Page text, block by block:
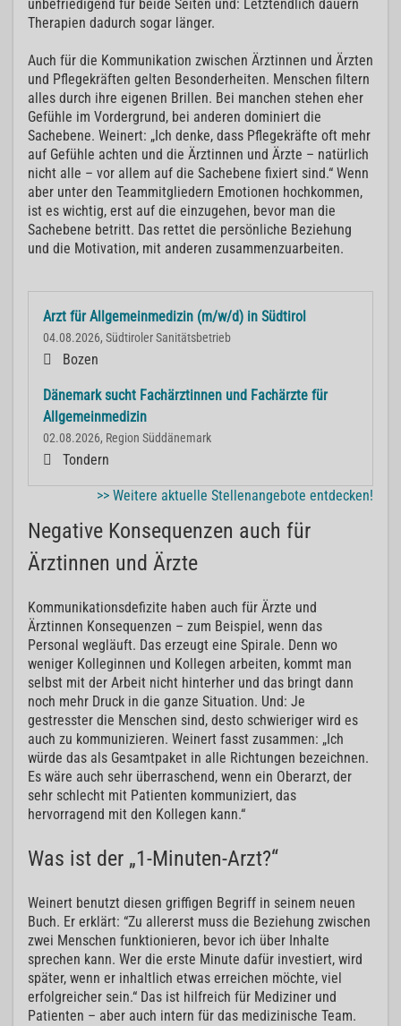
unbefriedigend für beide Seiten und: Letztendlich dauern
Therapien dadurch sogar länger.
Auch für die Kommunikation zwischen Ärztinnen und Ärzten
und Pflegekräften gelten Besonderheiten. Menschen filtern
alles durch ihre eigenen Brillen. Bei manchen stehen eher
Gefühle im Vordergrund, bei anderen dominiert die
Sachebene. Weinert: „Ich denke, dass Pflegekräfte oft mehr
auf Gefühle achten und die Ärztinnen und Ärzte – natürlich
nicht alle – vor allem auf die Sachebene fixiert sind.“ Wenn
aber unter den Teammitgliedern Emotionen hochkommen,
ist es wichtig, erst auf die einzugehen, bevor man die
Sachebene betritt. Das rettet die persönliche Beziehung
und die Motivation, mit anderen zusammenzuarbeiten.
Arzt für Allgemeinmedizin (m/w/d) in Südtirol
04.08.2026, Südtiroler Sanitätsbetrieb
Bozen
Dänemark sucht Fachärztinnen und Fachärzte für
Allgemeinmedizin
02.08.2026, Region Süddänemark
Tondern
>> Weitere aktuelle Stellenangebote entdecken!
Negative Konsequenzen auch für
Ärztinnen und Ärzte
Kommunikationsdefizite haben auch für Ärzte und
Ärztinnen Konsequenzen – zum Beispiel, wenn das
Personal wegläuft. Das erzeugt eine Spirale. Denn wo
weniger Kolleginnen und Kollegen arbeiten, kommt man
selbst mit der Arbeit nicht hinterher und das bringt dann
noch mehr Druck in die ganze Situation. Und: Je
gestresster die Menschen sind, desto schwieriger wird es
auch zu kommunizieren. Weinert fasst zusammen: „Ich
würde das als Gesamtpaket in alle Richtungen bezeichnen.
Es wäre auch sehr überraschend, wenn ein Oberarzt, der
sehr schlecht mit Patienten kommuniziert, das
hervorragend mit den Kollegen kann.“
Was ist der „1-Minuten-Arzt?“
Weinert benutzt diesen griffigen Begriff in seinem neuen
Buch. Er erklärt: “Zu allererst muss die Beziehung zwischen
zwei Menschen funktionieren, bevor ich über Inhalte
sprechen kann. Wer die erste Minute dafür investiert, wird
später, wenn er inhaltlich etwas erreichen möchte, viel
erfolgreicher sein.“ Das ist hilfreich für Mediziner und
Patienten – aber auch intern für das medizinische Team.